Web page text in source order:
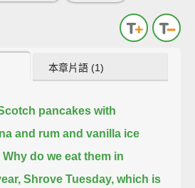
本章片語 (1)
pancakes with
and rum and vanilla ice
Why do we eat them in
Shrove Tuesday, which is